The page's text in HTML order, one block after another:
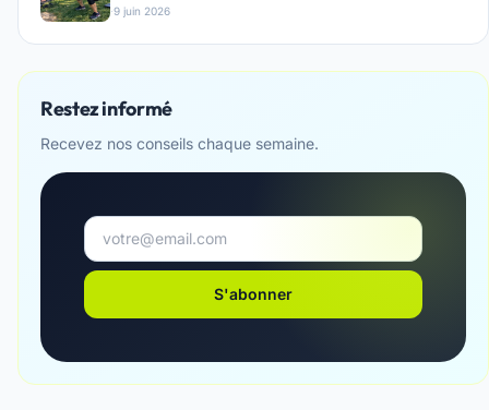
·9 juin 2026
Restez informé
Recevez nos conseils chaque semaine.
S'abonner